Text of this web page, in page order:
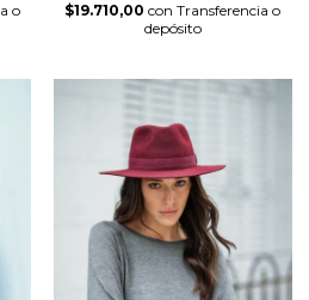
o
$19.710,00 con Transferencia o
depósito